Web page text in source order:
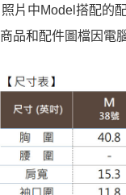
每筆NT$100，滿
付款後萊爾富取貨
每筆NT$100，滿
7-11取貨付款
每筆NT$100，滿
付款後7-11取貨
每筆NT$100，滿
大嘴鳥宅配通
照片中Model搭配的
商品和配件圖檔因電